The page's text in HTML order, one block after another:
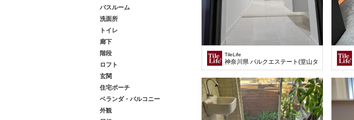
バスルーム
洗面所
トイレ
廊下
階段
ロフト
玄関
住宅ポーチ
ベランダ・バルコニー
外観
TileLife
神奈川県 バルクエステート(堂山タイル)様